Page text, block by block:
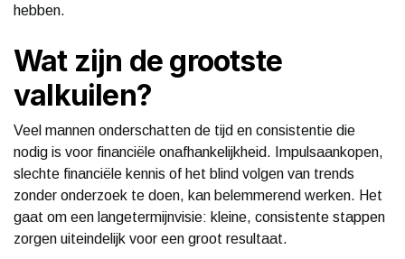
hebben.
Wat zijn de grootste
valkuilen?
Veel mannen onderschatten de tijd en consistentie die
nodig is voor financiële onafhankelijkheid. Impulsaankopen,
slechte financiële kennis of het blind volgen van trends
zonder onderzoek te doen, kan belemmerend werken. Het
gaat om een langetermijnvisie: kleine, consistente stappen
zorgen uiteindelijk voor een groot resultaat.